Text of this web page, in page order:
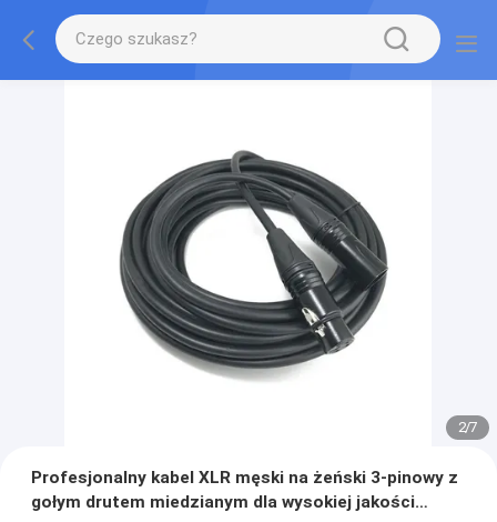
2/7
Profesjonalny kabel XLR męski na żeński 3-pinowy z
gołym drutem miedzianym dla wysokiej jakości